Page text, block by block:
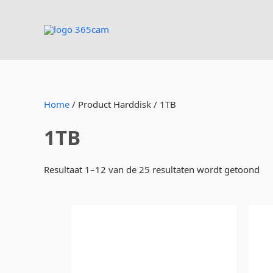
Home / Product Harddisk / 1TB
1TB
Resultaat 1–12 van de 25 resultaten wordt getoond